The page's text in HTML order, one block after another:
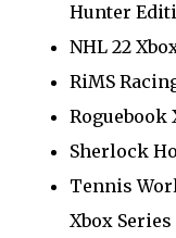
Hunter
NHL 22
RiMS
Roguebook
Sherlock
Tennis
Xbox Series